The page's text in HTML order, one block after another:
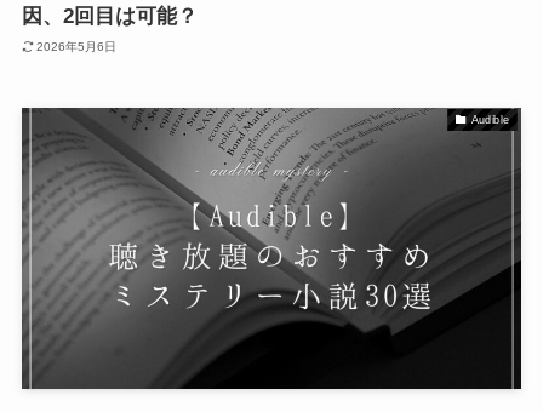
因、2回目は可能？
2026年5月6日
Audible